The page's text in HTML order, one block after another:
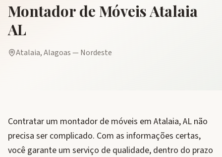
Montador de MóveisAtalaia
AL
Atalaia,Alagoas— Nordeste
Contratar um montador de móveis em Atalaia, AL não
precisa ser complicado. Com as informações certas,
você garante um serviço de qualidade, dentro do prazo